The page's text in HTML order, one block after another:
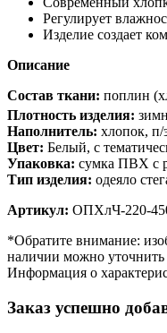
Регулирует
Изделие создает
Описание
Состав ткани: поплин
Плотность изделия:
Наполнитель: хлопок, п/
Цвет: Белый, с
Упаковка: сумка ПВХ с
Тип изделия: одеяло
Артикул: ОПХлЧ-220-
*Обратите внимание:
наличии можно уточнить
Информация о
Заказ успешно